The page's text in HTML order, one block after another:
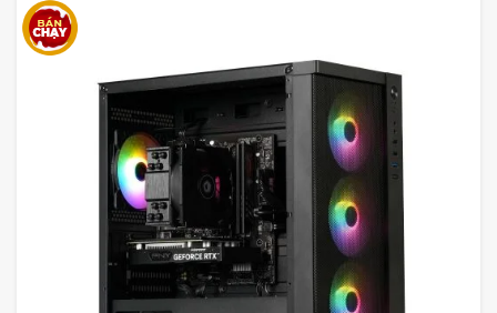
Ổ Cứng SSD Lexar 256GB 2.5″ SATA
NS100 LNS100-256RB
Đáp ứng đủ như cầu lưu trữ cơ bản của người
dùng: Cài đặt Windows, các phần mềm cơ bản